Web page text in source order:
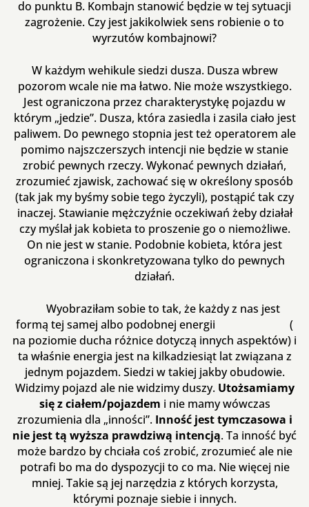
do punktu B. Kombajn stanowić będzie w tej sytuacji
zagrożenie. Czy jest jakikolwiek sens robienie o to
wyrzutów kombajnowi?
W każdym wehikule siedzi dusza. Dusza wbrew
pozorom wcale nie ma łatwo. Nie może wszystkiego.
Jest ograniczona przez charakterystykę pojazdu w
którym „jedzie”. Dusza, która zasiedla i zasila ciało jest
paliwem. Do pewnego stopnia jest też operatorem ale
pomimo najszczerszych intencji nie będzie w stanie
zrobić pewnych rzeczy. Wykonać pewnych działań,
zrozumieć zjawisk, zachować się w określony sposób
(tak jak my byśmy sobie tego życzyli), postąpić tak czy
inaczej. Stawianie mężczyźnie oczekiwań żeby działał
czy myślał jak kobieta to proszenie go o niemożliwe.
On nie jest w stanie. Podobnie kobieta, która jest
ograniczona i skonkretyzowana tylko do pewnych
działań.
Wyobraziłam sobie to tak, że każdy z nas jest
formą tej samej albo podobnej energii (
na poziomie ducha różnice dotyczą innych aspektów) i
ta właśnie energia jest na kilkadziesiąt lat związana z
jednym pojazdem. Siedzi w takiej jakby obudowie.
Widzimy pojazd ale nie widzimy duszy. Utożsamiamy
się z ciałem/pojazdem i nie mamy wówczas
zrozumienia dla „inności”. Inność jest tymczasowa i
nie jest tą wyższa prawdziwą intencją. Ta inność być
może bardzo by chciała coś zrobić, zrozumieć ale nie
potrafi bo ma do dyspozycji to co ma. Nie więcej nie
mniej. Takie są jej narzędzia z których korzysta,
którymi poznaje siebie i innych.